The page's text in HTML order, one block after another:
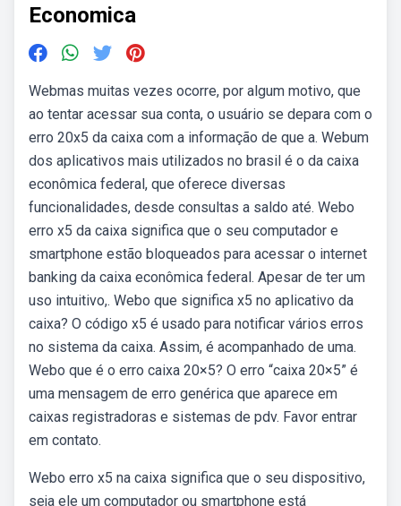
Economica
Webmas muitas vezes ocorre, por algum motivo, que
ao tentar acessar sua conta, o usuário se depara com o
erro 20x5 da caixa com a informação de que a. Webum
dos aplicativos mais utilizados no brasil é o da caixa
econômica federal, que oferece diversas
funcionalidades, desde consultas a saldo até. Webo
erro x5 da caixa significa que o seu computador e
smartphone estão bloqueados para acessar o internet
banking da caixa econômica federal. Apesar de ter um
uso intuitivo,. Webo que significa x5 no aplicativo da
caixa? O código x5 é usado para notificar vários erros
no sistema da caixa. Assim, é acompanhado de uma.
Webo que é o erro caixa 20×5? O erro “caixa 20×5” é
uma mensagem de erro genérica que aparece em
caixas registradoras e sistemas de pdv. Favor entrar
em contato.
Webo erro x5 na caixa significa que o seu dispositivo,
seja ele um computador ou smartphone está